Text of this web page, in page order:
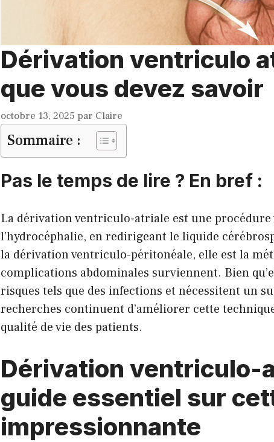
Dérivation ventriculo
que vous devez savoir
octobre 13, 2025 par Claire
Sommaire :
Pas le temps de lire ? En bref :
La dérivation ventriculo-atriale est une
l’hydrocéphalie, en redirigeant le liquide
la dérivation ventriculo-péritonéale, elle est la
complications abdominales surviennent. Bien
risques tels que des infections et nécessitent un
recherches continuent d’améliorer cette
qualité de vie des patients.
Dérivation ventriculo-
guide essentiel sur
impressionnante